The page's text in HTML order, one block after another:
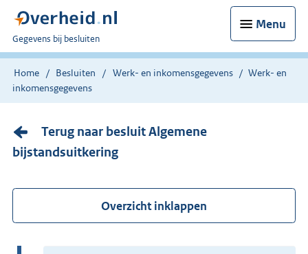
Menu
U
bent
nu
hier:
Gegevens bij besluiten
Home Besluiten Werk- en inkomensgegevens
Werk- en
inkomensgegevens
Terug naar besluit Algemene
bijstandsuitkering
Overzicht inklappen